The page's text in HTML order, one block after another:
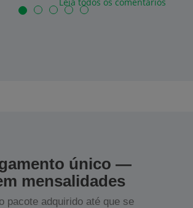
único —
mensalidades
pacote adquirido até que se